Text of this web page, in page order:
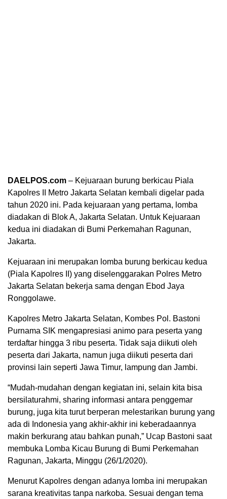
DAELPOS.com – Kejuaraan burung berkicau Piala
Kapolres II Metro Jakarta Selatan kembali digelar pada
tahun 2020 ini. Pada kejuaraan yang pertama, lomba
diadakan di Blok A, Jakarta Selatan. Untuk Kejuaraan
kedua ini diadakan di Bumi Perkemahan Ragunan,
Jakarta.
Kejuaraan ini merupakan lomba burung berkicau kedua
(Piala Kapolres II) yang diselenggarakan Polres Metro
Jakarta Selatan bekerja sama dengan Ebod Jaya
Ronggolawe.
Kapolres Metro Jakarta Selatan, Kombes Pol. Bastoni
Purnama SIK mengapresiasi animo para peserta yang
terdaftar hingga 3 ribu peserta. Tidak saja diikuti oleh
peserta dari Jakarta, namun juga diikuti peserta dari
provinsi lain seperti Jawa Timur, lampung dan Jambi.
“Mudah-mudahan dengan kegiatan ini, selain kita bisa
bersilaturahmi, sharing informasi antara penggemar
burung, juga kita turut berperan melestarikan burung yang
ada di Indonesia yang akhir-akhir ini keberadaannya
makin berkurang atau bahkan punah,” Ucap Bastoni saat
membuka Lomba Kicau Burung di Bumi Perkemahan
Ragunan, Jakarta, Minggu (26/1/2020).
Menurut Kapolres dengan adanya lomba ini merupakan
sarana kreativitas tanpa narkoba. Sesuai dengan tema